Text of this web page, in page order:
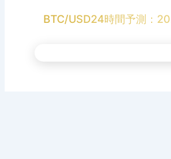
BTC/USD24時間予測：